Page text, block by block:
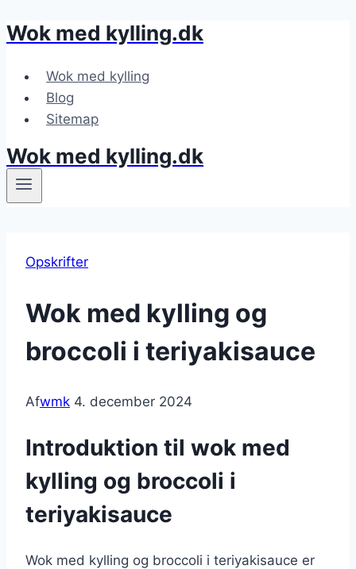
Fortsæt
indhold
Wok med kylling.dk
Wok med kylling
Blog
Sitemap
Wok med kylling.dk
Opskrifter
Wok med kylling og
broccoli i teriyakisauce
Afwmk 4. december 2024
Introduktion til wok med
kylling og broccoli i
teriyakisauce
Wok med kylling og broccoli i teriyakisauce er